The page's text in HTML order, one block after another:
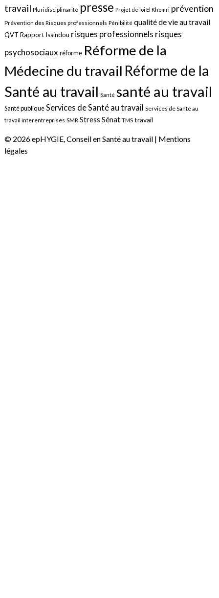
travail Pluridisciplinarité presse Projet de loi El Khomri prévention
Prévention des Risques professionnels Pénibilité qualité de vie au travail
QVT Rapport Issindou risques professionnels risques
psychosociaux réforme Réforme de la
Médecine du travail Réforme de la
Santé au travail Santé santé au travail
Santé publique Services de Santé au travail Services de Santé au
travail interentreprises SMR Stress Sénat TMS travail
© 2026 epHYGIE, Conseil en Santé au travail | Mentions
légales